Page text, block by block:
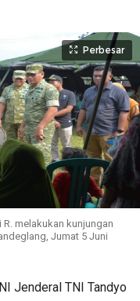
Perbesar
R. melakukan kunjungan
Jumat 5 Juni
Jenderal TNI Tandyo